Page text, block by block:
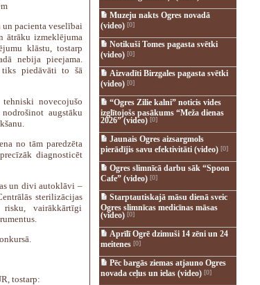
pacienta veselībai
ātrāku izmeklējuma
klāstu, tostarp
nebija pieejama.
tiks piedāvāti to šā
novecojušo
augstāku
no tām paredzēta
diagnosticēt
un divi autoklāvi –
sterilizācijas
vairākkārtīgi
tostarp:
Muzeju nakts Ogres novadā
(video)[0]
Notikuši Tomes pagasta svētki
(video)[0]
Aizvadīti Birzgales pagasta svētki
(video)[0]
“Ogres Zilie kalni” noticis vides
izglītojošs pasākums “Meža dienas
2026” (video)[0]
Jaunais Ogres aizsargmols
pierādījis savu efektivitāti (video)[0]
Ogres slimnīcā darbu sāk “Spoon
Cafe” (video)[0]
Starptautiskajā māsu dienā sveic
Ogres slimnīcas medicīnas māsas
(video)[0]
Aprīlī Ogrē dzimuši 14 zēni un 24
meitenes [0]
Pēc bargās ziemas atjauno Ogres
novada ceļus un ielas (video)[0]